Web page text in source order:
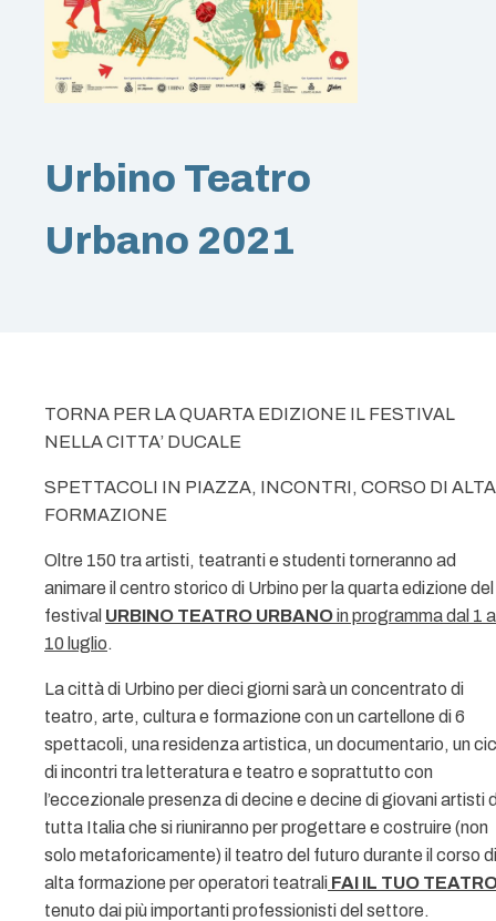
Urbino Teatro
Urbano 2021
TORNA PER LA QUARTA EDIZIONE IL FESTIVAL
NELLA CITTA’ DUCALE
SPETTACOLI IN PIAZZA, INCONTRI, CORSO DI ALTA
FORMAZIONE
Oltre 150 tra artisti, teatranti e studenti torneranno ad
animare il centro storico di Urbino per la quarta edizione del
festival URBINO TEATRO URBANOin programma dal 1
10 luglio.
La città di Urbino per dieci giorni sarà un concentrato di
teatro, arte, cultura e formazione con un cartellone di 6
spettacoli, una residenza artistica, un documentario, un
di incontri tra letteratura e teatro e soprattutto con
l’eccezionale presenza di decine e decine di giovani artisti
tutta Italia che si riuniranno per progettare e costruire (non
solo metaforicamente) il teatro del futuro durante il corso di
alta formazione per operatori teatrali FAI IL TUO
tenuto dai più importanti professionisti del settore.